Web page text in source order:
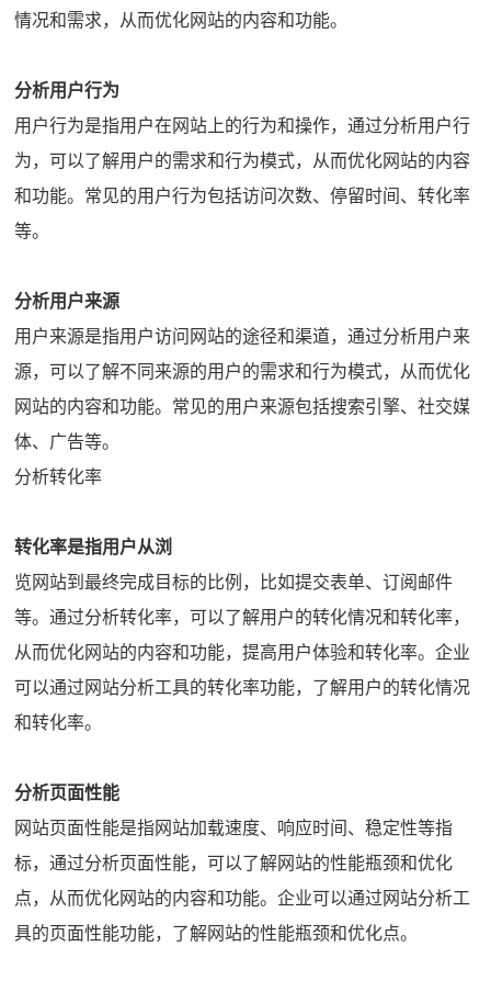
情况和需求，从而优化网站的内容和功能。
分析用户行为
用户行为是指用户在网站上的行为和操作，通过分析用户行
为，可以了解用户的需求和行为模式，从而优化网站的内容
和功能。常见的用户行为包括访问次数、停留时间、转化率
等。
分析用户来源
用户来源是指用户访问网站的途径和渠道，通过分析用户来
源，可以了解不同来源的用户的需求和行为模式，从而优化
网站的内容和功能。常见的用户来源包括搜索引擎、社交媒
体、广告等。
分析转化率
转化率是指用户从浏
览网站到最终完成目标的比例，比如提交表单、订阅邮件
等。通过分析转化率，可以了解用户的转化情况和转化率，
从而优化网站的内容和功能，提高用户体验和转化率。企业
可以通过网站分析工具的转化率功能，了解用户的转化情况
和转化率。
分析页面性能
网站页面性能是指网站加载速度、响应时间、稳定性等指
标，通过分析页面性能，可以了解网站的性能瓶颈和优化
点，从而优化网站的内容和功能。企业可以通过网站分析工
具的页面性能功能，了解网站的性能瓶颈和优化点。